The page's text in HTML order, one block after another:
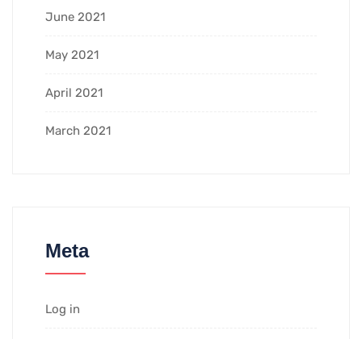
June 2021
May 2021
April 2021
March 2021
Meta
Log in